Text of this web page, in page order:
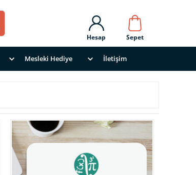
Sepet
Hesap
Mesleki Hediye İletişim